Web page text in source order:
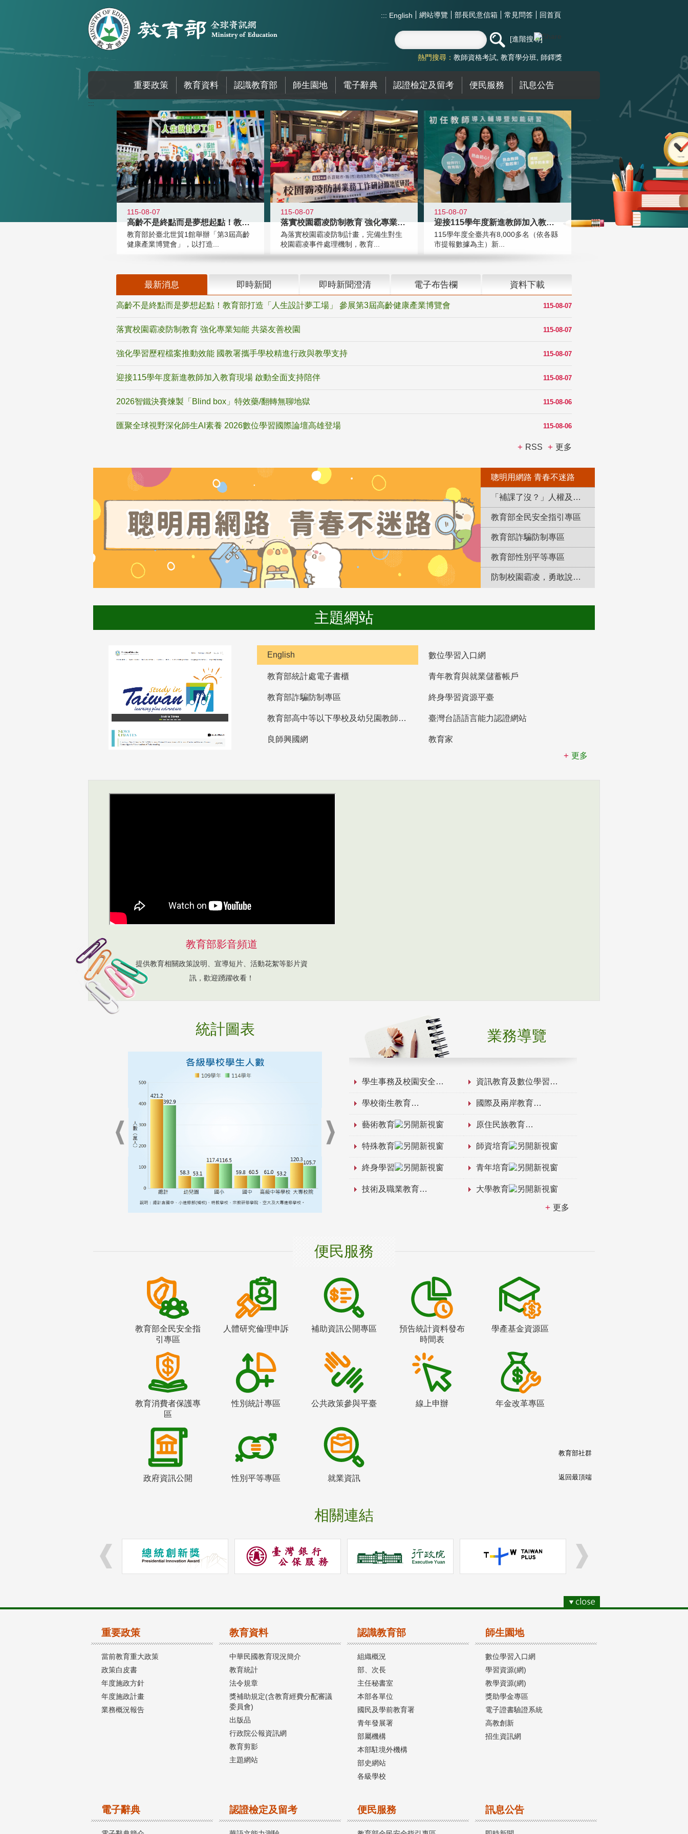
::: English 網站導覽 部長民意信箱 常見問答 回首頁
進階搜尋
熱門搜尋： 教師資格考試 教育學分班 師鐸獎
重要政策 教育資料 認識教育部 師生園地 電子辭典 認證檢定及留考 便民服務 訊息公告
:::
115-08-07
高齡不是終點而是夢想起點！教育部打
教育部於臺北世貿1館舉辦「第3屆高齡
健康產業博覽會」，以打造...
115-08-07
落實校園霸凌防制教育 強化專業知能
為落實校園霸凌防制計畫，完備生對生
校園霸凌事件處理機制，教育...
115-08-07
迎接115學年度新進教師加入教育現
115學年度全臺共有8,000多名（依各縣
市提報數據為主）新...
最新消息 即時新聞 即時新聞澄清 電子布告欄 資料下載
115-08-07
高齡不是終點而是夢想起點！教育部打造「人生設計夢工場」 參展第3屆高齡健康產業博覽會
115-08-07
落實校園霸凌防制教育 強化專業知能 共築友善校園
115-08-07
強化學習歷程檔案推動效能 國教署攜手學校精進行政與教學支持
115-08-07
迎接115學年度新進教師加入教育現場 啟動全面支持陪伴
115-08-06
2026智鐵決賽煉製「Blind box」特效藥/翻轉無聊地獄
115-08-06
匯聚全球視野深化師生AI素養 2026數位學習國際論壇高雄登場
RSS 更多
聰明用網路 青春不迷路
「補課了沒？」人權及轉型正義教育專區
教育部全民安全指引專區
教育部詐騙防制專區
教育部性別平等專區
防制校園霸凌，勇敢說出來！
主題網站
English 數位學習入口網
教育部統計處電子書櫃 青年教育與就業儲蓄帳戶
教育部詐騙防制專區 終身學習資源平臺
教育部高中等以下學校及幼兒園教師資格檢定考試 臺灣台語語言能力認證網站
良師興國網
教育家
更多
教育部影音頻道
提供教育相關政策說明、宣導短片、活動花絮等影片資
訊，歡迎踴躍收看！
統計圖表 業務導覽
學生事務及校園安全 資訊教育及數位學習
學校衛生教育 國際及兩岸教育
藝術教育 原住民族教育
特殊教育 師資培育
終身學習 青年培育
技術及職業教育 大學教育
更多
便民服務
教育部全民安全指
引專區
人體研究倫理申訴 補助資訊公開專區
預告統計資料發布
時間表
學產基金資源區
教育消費者保護專
區
性別統計專區 公共政策參與平臺 線上申辦 年金改革專區
政府資訊公開 性別平等專區 就業資訊
相關連結
教育部社群
返回最頂端
重要政策
當前教育重大政策
政策白皮書
年度施政方針
年度施政計畫
業務概況報告
教育資料
中華民國教育現況簡介
教育統計
法令規章
獎補助規定(含教育經費分配審議
委員會)
出版品
行政院公報資訊網
教育剪影
主題網站
認識教育部
組織概況
部、次長
主任秘書室
本部各單位
國民及學前教育署
青年發展署
部屬機構
本部駐境外機構
部史網站
各級學校
師生園地
數位學習入口網
學習資源(網)
教學資源(網)
獎助學金專區
電子證書驗證系統
高教創新
招生資訊網
電子辭典 認證檢定及留考 便民服務 訊息公告